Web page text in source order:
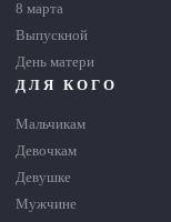
8 марта
Выпускной
День матери
ДЛЯ КОГО
Мальчикам
Девочкам
Девушке
Мужчине